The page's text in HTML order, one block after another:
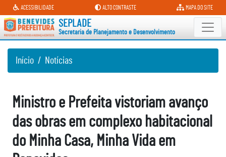
Secretaria de Planejamento e
ACESSIBILIDADE ALTO CONTRASTE MAPA DO SITE
SEPLADE
Secretaria de Planejamento e Desenvolvimento
Início Notícias
Ministro e Prefeita vistoriam avanço
das obras em complexo habitacional
do Minha Casa, Minha Vida em